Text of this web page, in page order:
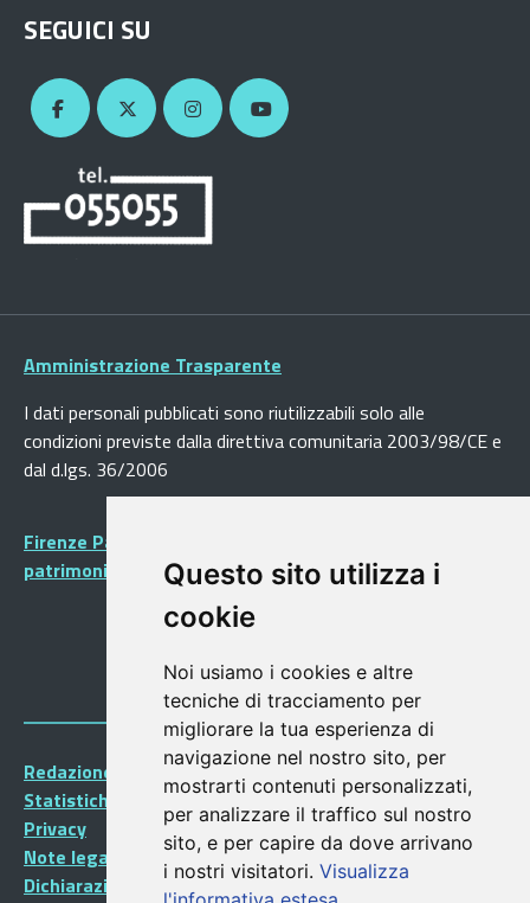
Questo sito utilizza i
cookie
Noi usiamo i cookies e altre
tecniche di tracciamento per
migliorare la tua esperienza di
navigazione nel nostro sito, per
mostrarti contenuti personalizzati,
per analizzare il traffico sul nostro
sito, e per capire da dove arrivano
i nostri visitatori. Visualizza
SEGUICI SU
Amministrazione Trasparente
I dati personali pubblicati sono riutilizzabili solo alle
condizioni previste dalla direttiva comunitaria 2003/98/CE e
dal d.lgs. 36/2006
Firenze Patrimonio Mondiale - Centro storico di Firenze
patrimonio dell’Umanità
Redazione Portalegiovani
Statistiche
Privacy
Note legali
Dichiarazione di accessibilità